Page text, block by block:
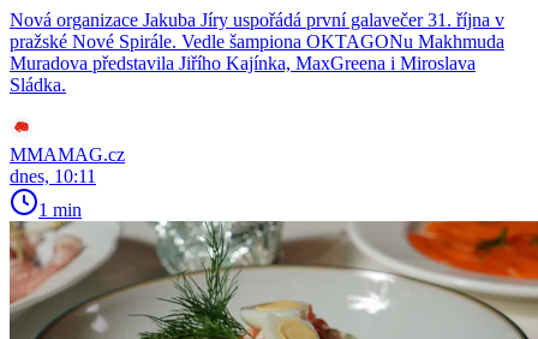
Nová organizace Jakuba Jíry uspořádá první galavečer 31. října v
pražské Nové Spirále. Vedle šampiona OKTAGONu Makhmuda
Muradova představila Jiřího Kajínka, MaxGreena i Miroslava
Sládka.
MMAMAG.cz
dnes, 10:11
1 min